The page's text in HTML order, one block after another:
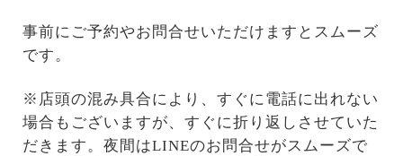
事前にご予約やお問合せいただけますとスムーズ
です。
※店頭の混み具合により、すぐに電話に出れない
場合もございますが、すぐに折り返しさせていた
だきます。夜間はLINEのお問合せがスムーズで